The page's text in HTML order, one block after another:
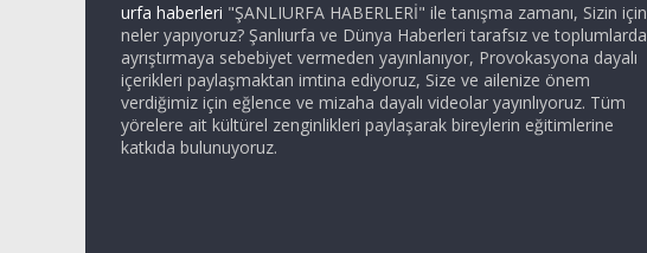
urfa haberleri "ŞANLIURFA HABERLERİ" ile tanışma zamanı, Sizin için
neler yapıyoruz? Şanlıurfa ve Dünya Haberleri tarafsız ve toplumlarda
ayrıştırmaya sebebiyet vermeden yayınlanıyor, Provokasyona dayalı
içerikleri paylaşmaktan imtina ediyoruz, Size ve ailenize önem
verdiğimiz için eğlence ve mizaha dayalı videolar yayınlıyoruz. Tüm
yörelere ait kültürel zenginlikleri paylaşarak bireylerin eğitimlerine
katkıda bulunuyoruz.